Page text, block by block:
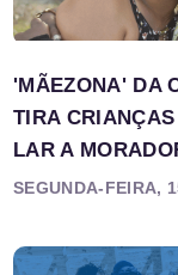
'MÃEZONA' DA
TIRA
LAR A
SEGUNDA-FEIRA,